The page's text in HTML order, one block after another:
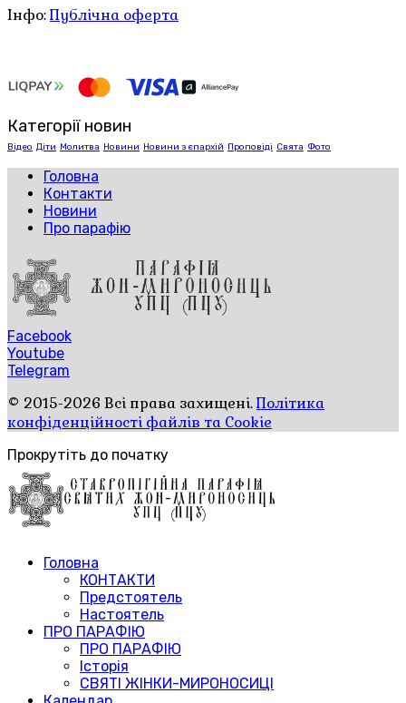
Інфо:Публічна оферта
Категорії новин
Відео Діти Молитва Новини Новини з єпархій Проповіді Свята Фото
Головна
Контакти
Новини
Про парафію
Facebook
Youtube
Telegram
© 2015-2026 Всі права захищені.Політика
конфіденційності файлів та Cookie
Прокрутіть до початку
Головна
КОНТАКТИ
Предстоятель
Настоятель
ПРО ПАРАФІЮ
ПРО ПАРАФІЮ
Історія
СВЯТІ ЖІНКИ-МИРОНОСИЦІ